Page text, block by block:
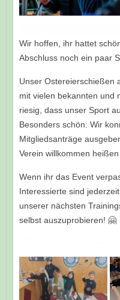
Wir hoffen, ihr hattet
Abschluss noch ein paar
Unser Ostereierschießen
mit vielen bekannten und
riesig, dass unser Sport
Besonders schön: Wir
Mitgliedsanträge
Verein willkommen
Wenn ihr das Event
Interessierte sind
unserer nächsten
selbst auszuprobieren! 🤗